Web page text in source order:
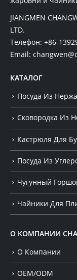
JIANGMEN
LTD.
Телефон: +86-
Email:
КАТАЛОГ
Посуда Из
Сковородка Из
Кастрюля Для
Посуда Из
Чугунный
Чайники Для
О КОМПАНИИ
О Компании
OEM/ODM